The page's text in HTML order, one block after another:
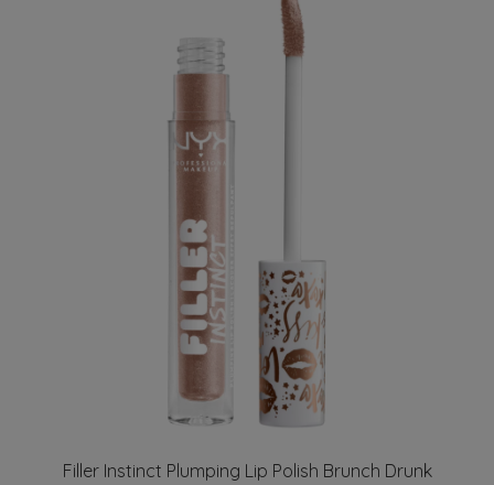
Filler Instinct Plumping Lip Polish Brunch Drunk